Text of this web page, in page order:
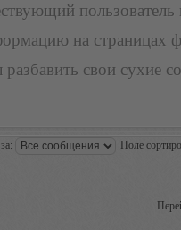
пользователь
на страницах
свои сухие
Поле